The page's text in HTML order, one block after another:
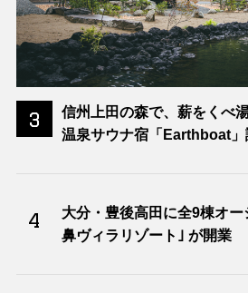
3
信州上田の森で、薪をくべ
温泉サウナ宿「Earthboat」
4
大分・豊後高田に全9棟オ
鼻ヴィラリゾート｣ が開業